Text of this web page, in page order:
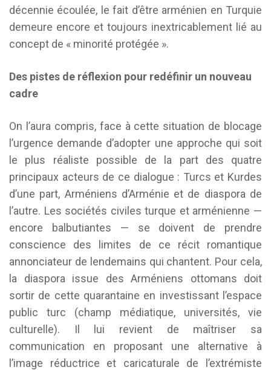
décennie écoulée, le fait d’être arménien en Turquie
demeure encore et toujours inextricablement lié au
concept de « minorité protégée ».
Des pistes de réflexion pour redéfinir un nouveau
cadre
On l’aura compris, face à cette situation de blocage
l’urgence demande d’adopter une approche qui soit
le plus réaliste possible de la part des quatre
principaux acteurs de ce dialogue : Turcs et Kurdes
d’une part, Arméniens d’Arménie et de diaspora de
l’autre. Les sociétés civiles turque et arménienne —
encore balbutiantes — se doivent de prendre
conscience des limites de ce récit romantique
annonciateur de lendemains qui chantent. Pour cela,
la diaspora issue des Arméniens ottomans doit
sortir de cette quarantaine en investissant l’espace
public turc (champ médiatique, universités, vie
culturelle). Il lui revient de maîtriser sa
communication en proposant une alternative à
l’image réductrice et caricaturale de l’extrémiste